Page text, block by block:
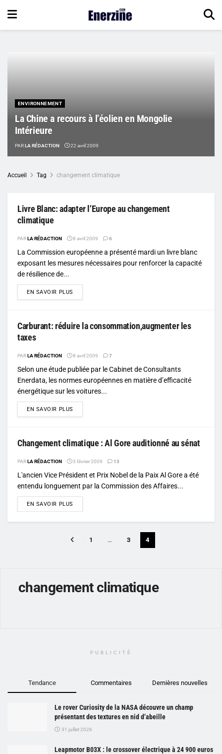
ENVIRONNEMENT
La Chine a recours à l’éolien en Mongolie
Intérieure
PARLA RÉDACTION 22 avril 2009
Accueil Tag changement climatique
Livre Blanc: adapter l’Europe au changement
climatique
PARLA RÉDACTION 8 avril 2009 6
La Commission européenne a présenté mardi un livre blanc
exposant les mesures nécessaires pour renforcer la capacité
de résilience de...
EN SAVOIR PLUS
Carburant: réduire la consommation,augmenter les
taxes
PARLA RÉDACTION 8 avril 2009 7
Selon une étude publiée par le Cabinet de Consultants
Enerdata, les normes européennes en matière d’efficacité
énergétique sur les voitures...
EN SAVOIR PLUS
Changement climatique : Al Gore auditionné au sénat
PARLA RÉDACTION 3 février 2009 13
L'ancien Vice Président et Prix Nobel de la Paix Al Gore a été
entendu longuement par la Commission des Affaires...
EN SAVOIR PLUS
1 … 3 4
changement climatique
PUBLICITÉ
Tendance Commentaires Dernières nouvelles
Le rover Curiosity de la NASA découvre un champ
présentant des textures en nid d’abeille
31 juillet 2026
Leapmotor B03X : le crossover électrique à 24 900 euros